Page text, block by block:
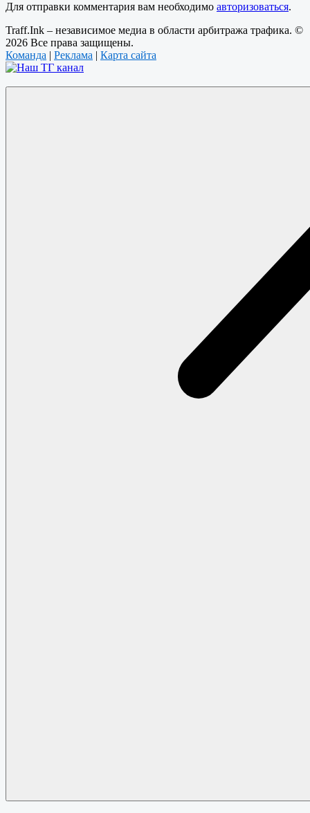
Для отправки комментария вам необходимо авторизоваться.
Traff.Ink – независимое медиа в области арбитража трафика. ©
2026 Все права защищены.
Команда
Реклама Карта сайта